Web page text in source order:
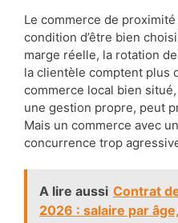
Le commerce de
condition d’être bien
marge réelle, la rotation
la clientèle comptent plus
commerce local bien
une gestion propre, peut
Mais un commerce avec
concurrence trop
A lire aussi Contrat
2026 : salaire par